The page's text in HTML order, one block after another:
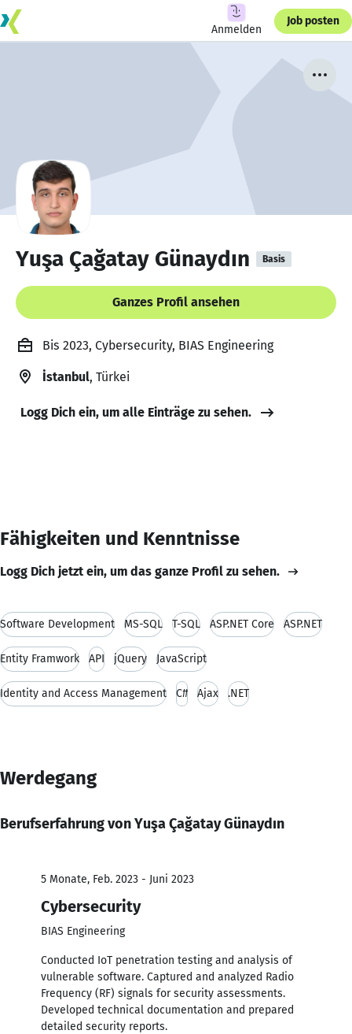
Anmelden
Job posten
Yuşa Çağatay Günaydın Basis
Ganzes Profil ansehen
Bis 2023, Cybersecurity, BIAS Engineering
İstanbul, Türkei
Logg Dich ein, um alle Einträge zu sehen.
Fähigkeiten und Kenntnisse
Logg Dich jetzt ein, um das ganze Profil zu sehen.
Software Development MS-SQL T-SQL ASP.NET Core ASP.NET
Entity Framwork API jQuery JavaScript
Identity and Access Management C# Ajax .NET
Werdegang
Berufserfahrung von Yuşa Çağatay Günaydın
5 Monate, Feb. 2023 - Juni 2023
Cybersecurity
BIAS Engineering
Conducted IoT penetration testing and analysis of
vulnerable software. Captured and analyzed Radio
Frequency (RF) signals for security assessments.
Developed technical documentation and prepared
detailed security reports.